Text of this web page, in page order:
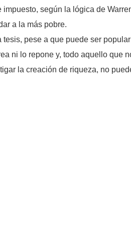
impuesto, según la lógica de
a la más pobre.
tesis, pese a que puede ser
ni lo repone y, todo aquello que
la creación de riqueza, no